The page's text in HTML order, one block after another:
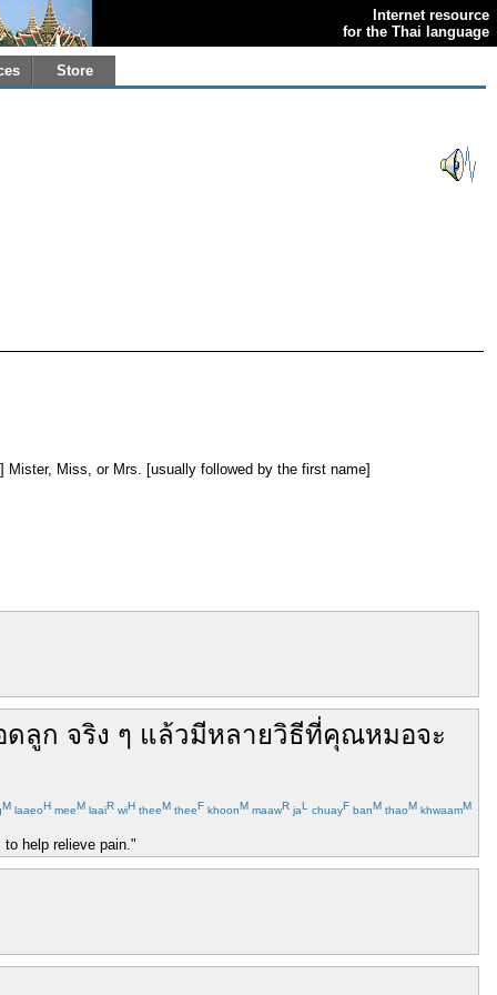
Internet resource
for the Thai language
Store
Mister, Miss, or Mrs. [usually followed by the first name]
ดลูก จริง ๆ แล้วมีหลายวิธีที่คุณหมอจะ
M laaeoH meeM laaiR wiH theeM theeF khoonM maawR jaL chuayF banM thaoM khwaamM
help relieve pain."